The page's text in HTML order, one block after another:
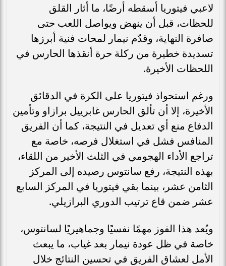
لاعبي فيتوريا أسقطه أرضًا، ما أثار القلق
للحظات، قبل أن ينهض ويواصل اللعب حتى
صافرة النهاية، وقدّم نيمار لمحات فنية أبرزها
تسديدة خطيرة من ركلة حرة أنقذها الحارس في
اللحظات الأخيرة.
ورغم استحواذ فيتوريا على الكرة في الدقائق
الأخيرة، إلا أن تألق الحارس غابرييل برازاو وتأمين
الدفاع منع أي تعديل في النتيجة، كما أن الفريق
المنافس فشل في استغلال فرصه، خاصة مع
تراجع الأداء الهجومي في الثلث الأخير من اللقاء،
بهذه النتيجة، رفع سانتوس رصيده إلى المركز
الثامن عشر، بينما بقي فيتوريا في المركز السابع
عشر ضمن قاع ترتيب الدوري البرازيلي.
ويُعد هذا الفوز مهمًا نفسيًا وجماهيريًا لسانتوس،
خاصة في ظل عودة نيمار بعد غياب، ما يبعث
الأمل لعشاق الفريق في تحسين النتائج خلال